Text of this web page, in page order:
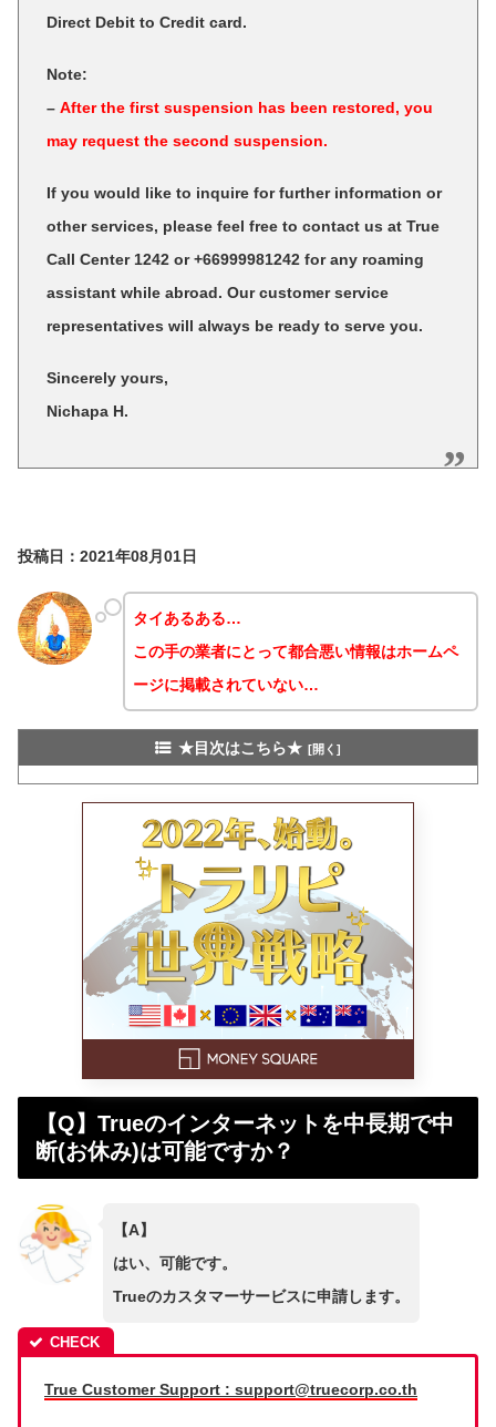
Direct Debit to Credit card.
Note:
–After the first suspension has been restored, you
may request the second suspension.
If you would like to inquire for further information or
other services, please feel free to contact us at True
Call Center 1242 or +66999981242 for any roaming
assistant while abroad. Our customer service
representatives will always be ready to serve you.
Sincerely yours,
Nichapa H.
投稿日：2021年08月01日
タイあるある…
この手の業者にとって都合悪い情報はホームペ
ージに掲載されていない…
★目次はこちら★
【Q】Trueのインターネットを中長期で中
断(お休み)は可能ですか？
【A】
はい、可能です。
Trueのカスタマーサービスに申請します。
True Customer Support : support@truecorp.co.th